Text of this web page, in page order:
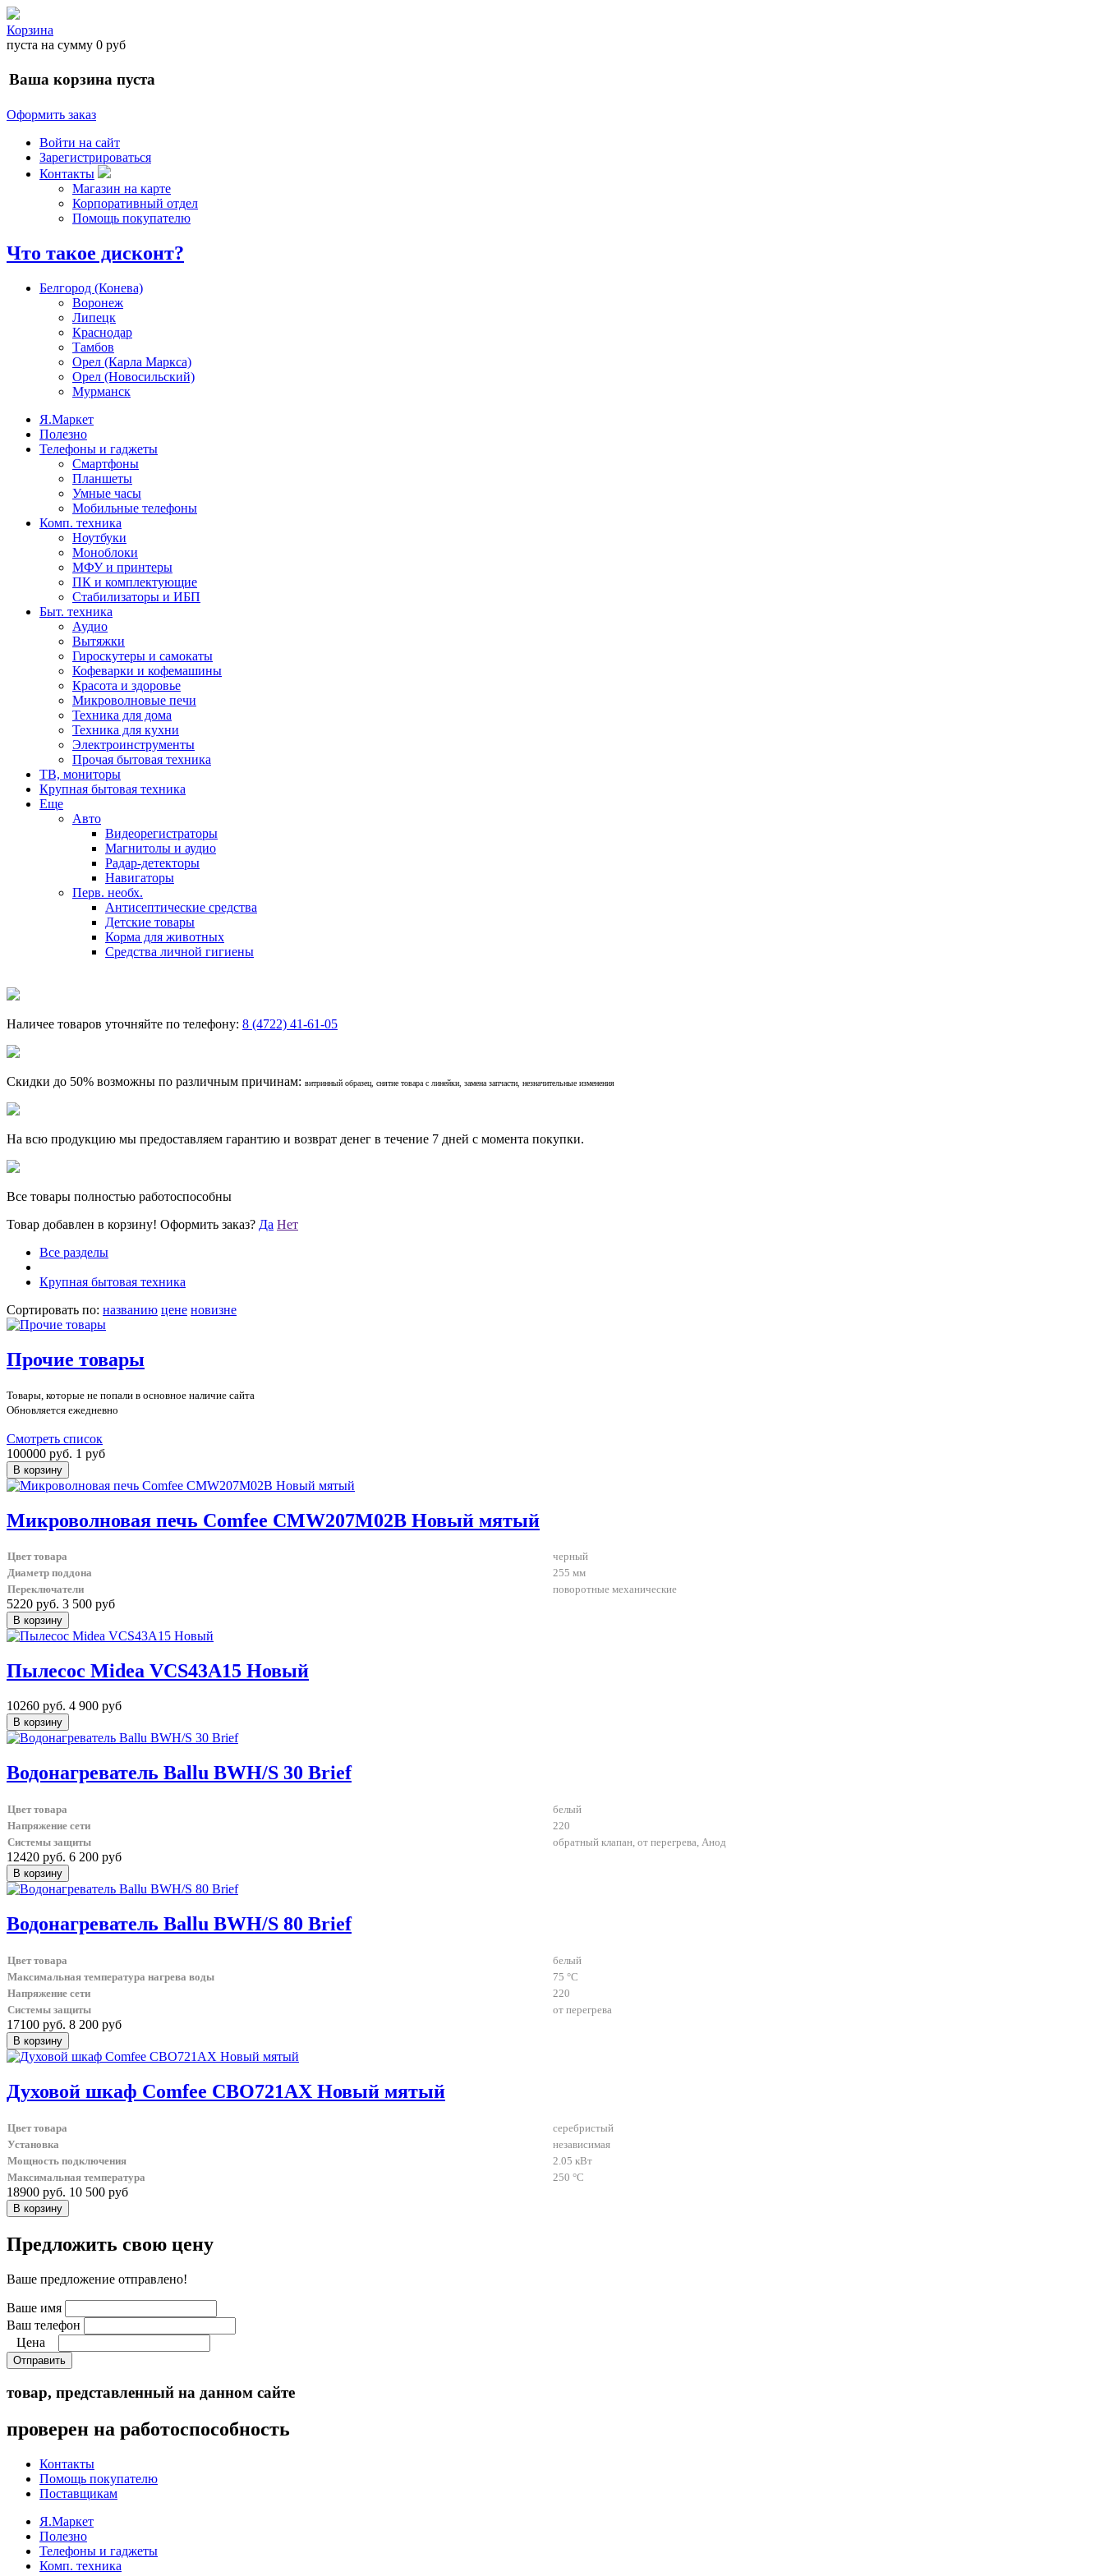
Корзина
пуста на сумму 0 руб
Ваша корзина пуста
Оформить заказ
Войти на сайт
Зарегистрироваться
Контакты
Магазин на карте
Корпоративный отдел
Помощь покупателю
Что такое дисконт?
Белгород (Конева)
Воронеж
Липецк
Краснодар
Тамбов
Орел (Карла Маркса)
Орел (Новосильский)
Мурманск
Я.Маркет
Полезно
Телефоны и гаджеты
Смартфоны
Планшеты
Умные часы
Мобильные телефоны
Комп. техника
Ноутбуки
Моноблоки
МФУ и принтеры
ПК и комплектующие
Стабилизаторы и ИБП
Быт. техника
Аудио
Вытяжки
Гироскутеры и самокаты
Кофеварки и кофемашины
Красота и здоровье
Микроволновые печи
Техника для дома
Техника для кухни
Электроинструменты
Прочая бытовая техника
ТВ, мониторы
Крупная бытовая техника
Еще
Авто
Видеорегистраторы
Магнитолы и аудио
Радар-детекторы
Навигаторы
Перв. необх.
Антисептические средства
Детские товары
Корма для животных
Средства личной гигиены
Наличее товаров уточняйте по телефону: 8 (4722) 41-61-05
Скидки до 50% возможны по различным причинам: витринный образец, снятие товара с линейки, замена запчасти, незначительные изменения
На всю продукцию мы предоставляем гарантию и возврат денег в течение 7 дней с момента покупки.
Все товары полностью работоспособны
Товар добавлен в корзину! Оформить заказ? Да Нет
Все разделы
Крупная бытовая техника
Сортировать по: названию цене новизне
Прочие товары
Товары, которые не попали в основное наличие сайта
Обновляется ежедневно
Смотреть список
100000 руб. 1 руб
Микроволновая печь Comfee CMW207M02B Новый мятый
Цвет товара
черный
Диаметр поддона
255 мм
Переключатели
поворотные механические
5220 руб. 3 500 руб
Пылесос Midea VCS43A15 Новый
10260 руб. 4 900 руб
Водонагреватель Ballu BWH/S 30 Brief
Цвет товара
белый
Напряжение сети
220
Системы защиты
обратный клапан, от перегрева, Анод
12420 руб. 6 200 руб
Водонагреватель Ballu BWH/S 80 Brief
Цвет товара
белый
Максимальная температура нагрева воды
75 °C
Напряжение сети
220
Системы защиты
от перегрева
17100 руб. 8 200 руб
Духовой шкаф Comfee CBO721AX Новый мятый
Цвет товара
серебристый
Установка
независимая
Мощность подключения
2.05 кВт
Максимальная температура
250 °C
18900 руб. 10 500 руб
Предложить свою цену
Ваше предложение отправлено!
Ваше имя
Ваш телефон
Цена
Отправить
товар, представленный на данном сайте
проверен на работоспособность
Контакты
Помощь покупателю
Поставщикам
Я.Маркет
Полезно
Телефоны и гаджеты
Комп. техника